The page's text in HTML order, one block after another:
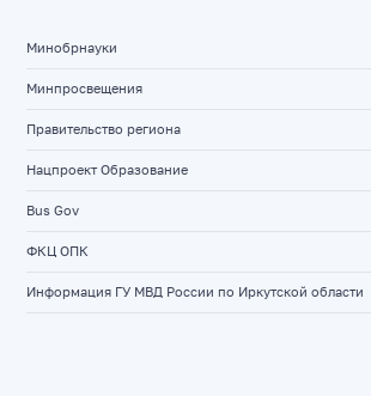
Минобрнауки
Минпросвещения
Правительство региона
Нацпроект Образование
Bus Gov
ФКЦ ОПК
Информация ГУ МВД России по Иркутской области